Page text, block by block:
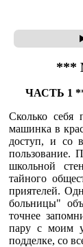
***
ЧАСТЬ 1
Сколько себя
машинка в
доступ, и со
пользование.
школьной
тайного
приятелей.
больницы"
точнее
пару с моим
подделке, со